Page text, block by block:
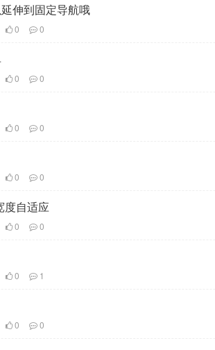
伸到固定导航哦
0 0
0 0
0 0
0 0
度自适应
0 0
0 1
0 0